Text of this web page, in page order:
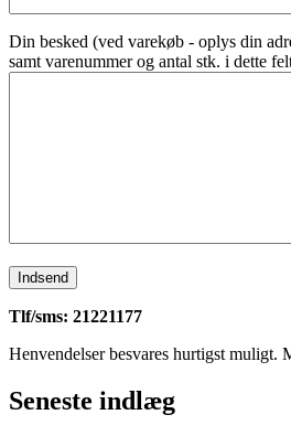
Din besked (ved varekøb - oplys din
samt varenummer og antal stk. i dette
Tlf/sms: 21221177
Henvendelser besvares hurtigst muligt.
Seneste indlæg